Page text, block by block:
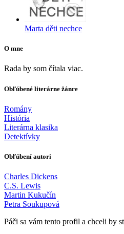
Marta děti nechce
O mne
Rada by som čítala viac.
Obľúbené literárne žánre
Romány
História
Literárna klasika
Detektívky
Obľúbení autori
Charles Dickens
C.S. Lewis
Martin Kukučín
Petra Soukupová
Páči sa vám tento profil a chceli by